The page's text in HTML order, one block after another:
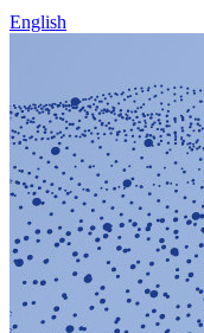
English